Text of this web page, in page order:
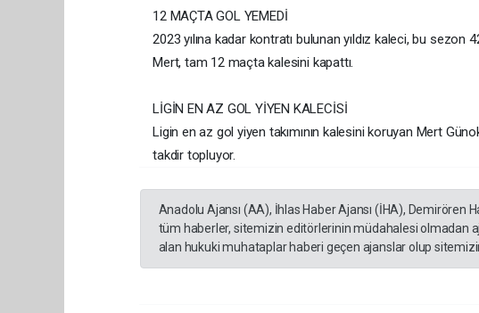
12 MAÇTA GOL YEMEDİ
2023 yılına kadar kontratı bulunan yıldız kaleci, bu
Mert, tam 12 maçta kalesini kapattı.
LİGİN EN AZ GOL YİYEN KALECİSİ
Ligin en az gol yiyen takımının kalesini koruyan Mert
takdir topluyor.
Anadolu Ajansı (AA), İhlas Haber Ajansı (İHA), Demirören
tüm haberler, sitemizin editörlerinin müdahalesi olmadan
alan hukuki muhataplar haberi geçen ajanslar olup